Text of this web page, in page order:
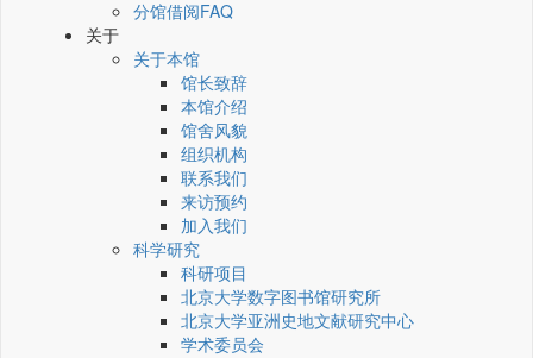
分馆借阅FAQ
关于
关于本馆
馆长致辞
本馆介绍
馆舍风貌
组织机构
联系我们
来访预约
加入我们
科学研究
科研项目
北京大学数字图书馆研究所
北京大学亚洲史地文献研究中心
学术委员会